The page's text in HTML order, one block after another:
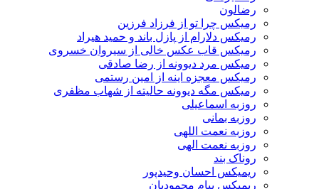
رضالون
رمیکس چرا تو از فرزاد فرزین
رمیکس دلارام از پازل باند و حمید هیراد
رمیکس قاب عکس خالی از سیروان خسروی
رمیکس مرد دیوونه از رضا صادقی
رمیکس معجزه اینه از امین رستمی
رمیکس مگه دیوونه حالیته از شهاب مظفری
روزبه اسماعیلی
روزبه بمانی
روزبه نعمت اللهی
روزبه نعمت الهی
روناک بند
ریمیکس احسان وحیدپور
ریمیکس پیام محمودیان